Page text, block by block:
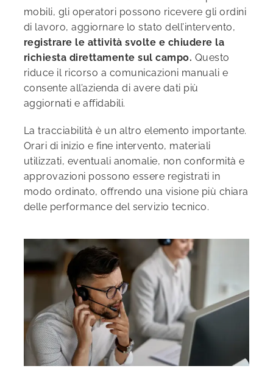
mobili, gli operatori possono ricevere gli ordini
di lavoro, aggiornare lo stato dell’intervento,
registrare le attività svolte e chiudere la
richiesta direttamente sul campo. Questo
riduce il ricorso a comunicazioni manuali e
consente all’azienda di avere dati più
aggiornati e affidabili.
La tracciabilità è un altro elemento importante.
Orari di inizio e fine intervento, materiali
utilizzati, eventuali anomalie, non conformità e
approvazioni possono essere registrati in
modo ordinato, offrendo una visione più chiara
delle performance del servizio tecnico.